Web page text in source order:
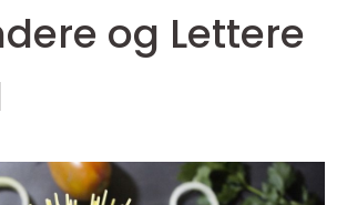
og Lettere